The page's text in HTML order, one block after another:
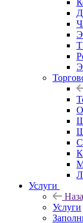
Услуги
Услуги